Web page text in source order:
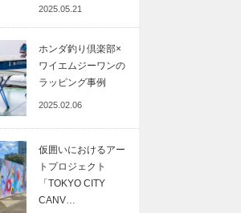
2025.05.21
ホンダ釣り倶楽部×
ワイエムジーワンの
ラッピング事例
2025.02.06
仮囲いにおけるアー
トプロジェクト
「TOKYO CITY
CANV…